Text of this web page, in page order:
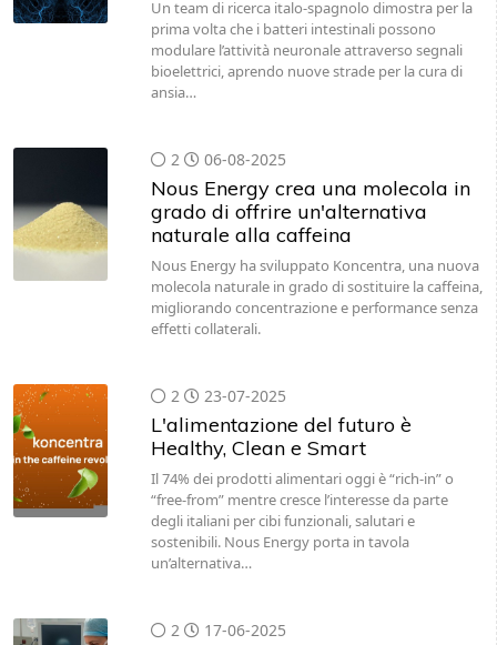
Un team di ricerca italo-spagnolo dimostra per la
prima volta che i batteri intestinali possono
modulare l’attività neuronale attraverso segnali
bioelettrici, aprendo nuove strade per la cura di
ansia…
2 06-08-2025
Nous Energy crea una molecola in
grado di offrire un'alternativa
naturale alla caffeina
Nous Energy ha sviluppato Koncentra, una nuova
molecola naturale in grado di sostituire la caffeina,
migliorando concentrazione e performance senza
effetti collaterali.
2 23-07-2025
L'alimentazione del futuro è
Healthy, Clean e Smart
Il 74% dei prodotti alimentari oggi è “rich-in” o
“free-from” mentre cresce l’interesse da parte
degli italiani per cibi funzionali, salutari e
sostenibili. Nous Energy porta in tavola
un’alternativa…
2 17-06-2025